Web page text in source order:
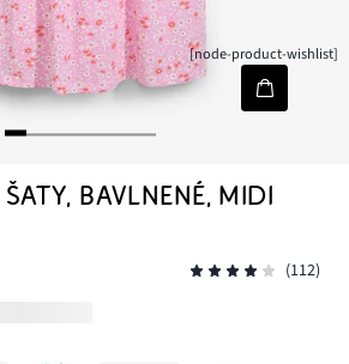
[node-product-wishlist]
BAVLNENÉ, MIDI
(112)